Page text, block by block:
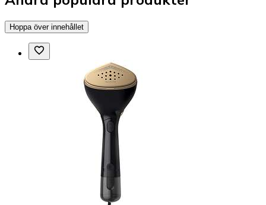
Hoppa över innehållet